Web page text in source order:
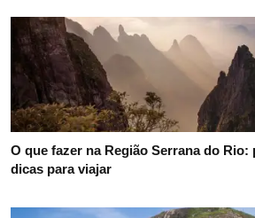
O que fazer na Região Serrana do
dicas para viajar